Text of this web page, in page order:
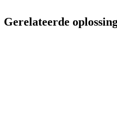
Gerelateerde